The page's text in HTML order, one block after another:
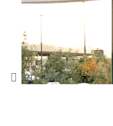
ANTERIOR